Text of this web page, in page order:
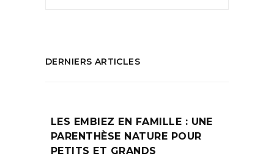
DERNIERS ARTICLES
LES EMBIEZ EN FAMILLE : UNE
PARENTHÈSE NATURE POUR
PETITS ET GRANDS